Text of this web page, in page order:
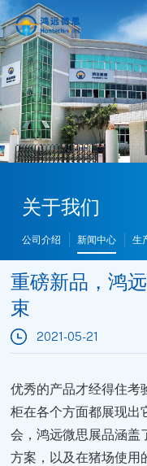
关于我们
公司介绍 新闻中心 生
重磅新品，鸿
束
2021-05-21
优秀的产品才经得住考
柜在各个方面都展现出
会，鸿远微思展品涵盖
方案，以及在猪场使用